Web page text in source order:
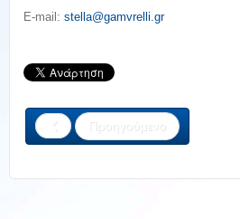
E-mail: stella@gamvrelli.gr
Προηγούμενο